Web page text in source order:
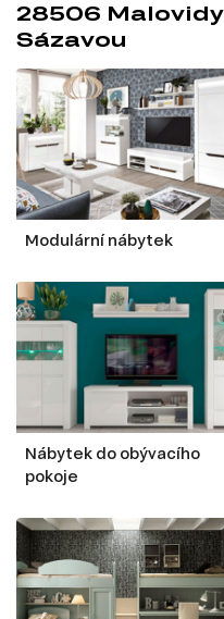
28506
Sázavou
Modulární nábytek
Nábytek do obývacího
pokoje